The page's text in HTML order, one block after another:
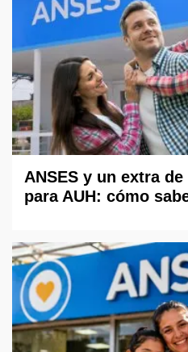
ANSES y un extra
para AUH: cómo